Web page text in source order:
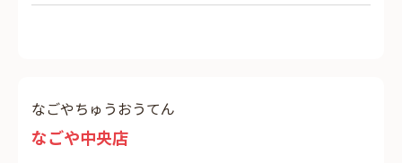
なごやちゅうおうてん
なごや中央店